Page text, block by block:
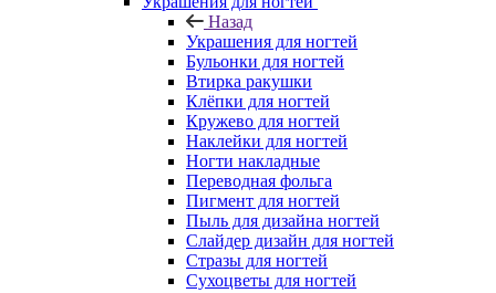
Назад
Украшения для ногтей
Бульонки для ногтей
Втирка ракушки
Клёпки для ногтей
Кружево для ногтей
Наклейки для ногтей
Ногти накладные
Переводная фольга
Пигмент для ногтей
Пыль для дизайна ногтей
Слайдер дизайн для ногтей
Стразы для ногтей
Сухоцветы для ногтей